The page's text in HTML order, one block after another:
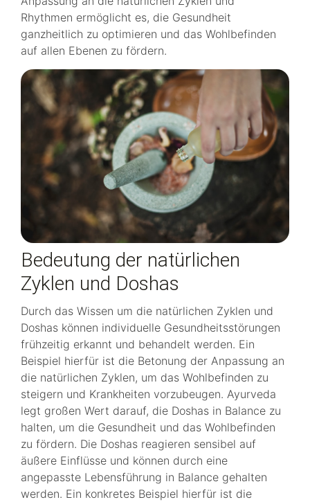
Rhythmen ermöglicht es, die Gesundheit
ganzheitlich zu optimieren und das Wohlbefinden
auf allen Ebenen zu fördern.
Bedeutung der natürlichen
Zyklen und Doshas
Durch das Wissen um die natürlichen Zyklen und
Doshas können individuelle Gesundheitsstörungen
frühzeitig erkannt und behandelt werden. Ein
Beispiel hierfür ist die Betonung der Anpassung an
die natürlichen Zyklen, um das Wohlbefinden zu
steigern und Krankheiten vorzubeugen. Ayurveda
legt großen Wert darauf, die Doshas in Balance zu
halten, um die Gesundheit und das Wohlbefinden
zu fördern. Die Doshas reagieren sensibel auf
äußere Einflüsse und können durch eine
angepasste Lebensführung in Balance gehalten
werden. Ein konkretes Beispiel hierfür ist die